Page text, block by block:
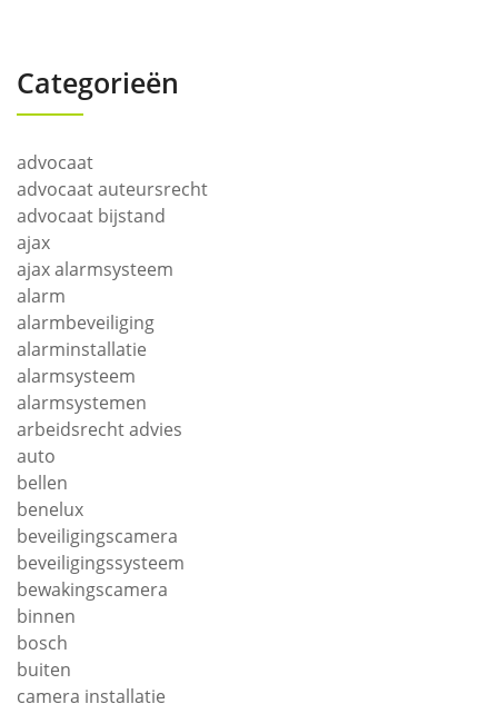
Categorieën
advocaat
advocaat auteursrecht
advocaat bijstand
ajax
ajax alarmsysteem
alarm
alarmbeveiliging
alarminstallatie
alarmsysteem
alarmsystemen
arbeidsrecht advies
auto
bellen
benelux
beveiligingscamera
beveiligingssysteem
bewakingscamera
binnen
bosch
buiten
camera installatie